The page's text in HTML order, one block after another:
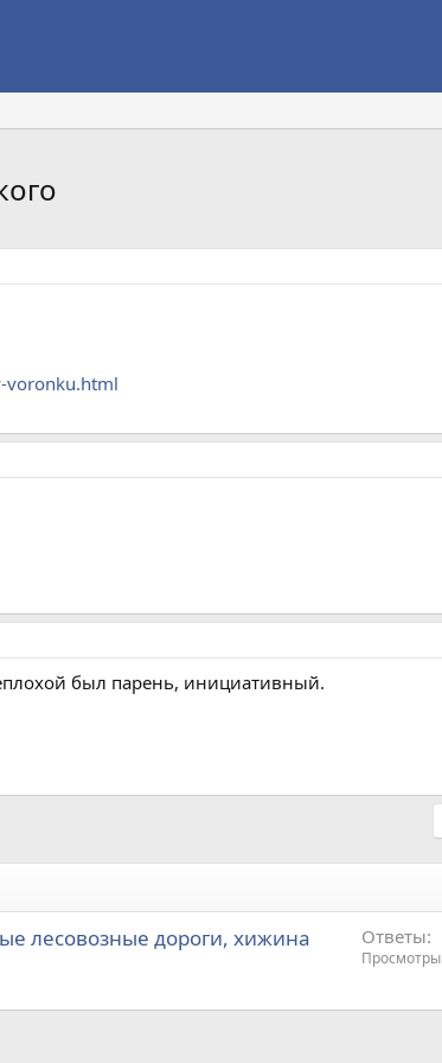
voronku.html
был парень, инициативный.
лесовозные дороги, хижина
Ответы
Просмотры